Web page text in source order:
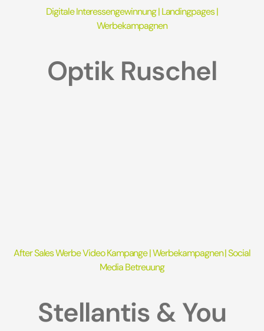
Digitale Interessengewinnung |Landingpages|
Werbekampagnen
Optik Ruschel
After Sales Werbe Video Kampange | Werbekampagnen|Social
Media Betreuung
Stellantis & You